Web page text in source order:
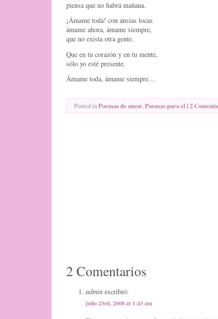
piensa que no habrá mañana.
¡Ámame toda! con ansias locas
ámame ahora, ámame siempre,
que no exista otra gente.
Que en tu corazón y en tu mente,
sólo yo esté presente.
Ámame toda, ámame siempre…
Posted inPoemas de amor,Poemas para el | 2
2 Comentarios
admin escribió:
julio 23rd, 2008 at 1:43 am